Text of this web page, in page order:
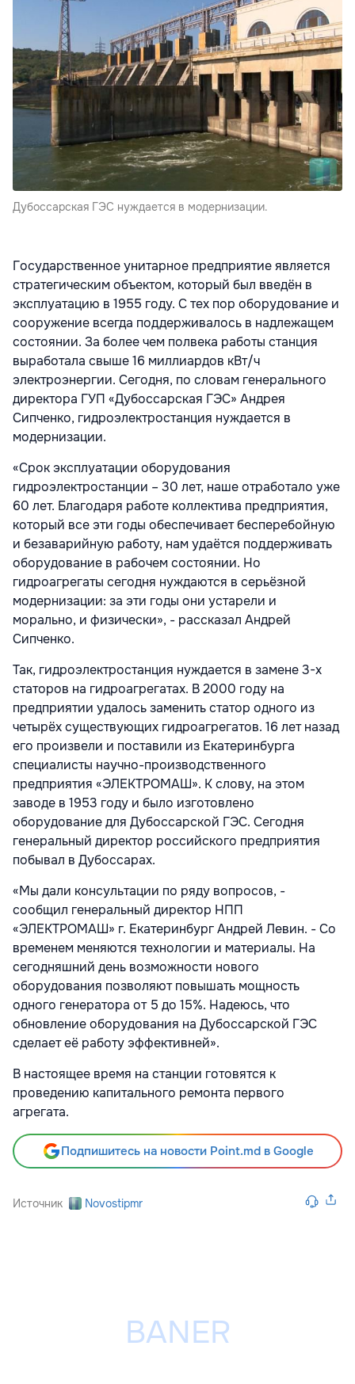
Дубоссарская ГЭС нуждается в модернизации.
Государственное унитарное предприятие является
стратегическим объектом, который был введён в
эксплуатацию в 1955 году. С тех пор оборудование и
сооружение всегда поддерживалось в надлежащем
состоянии. За более чем полвека работы станция
выработала свыше 16 миллиардов кВт/ч
электроэнергии. Сегодня, по словам генерального
директора ГУП «Дубоссарская ГЭС» Андрея
Сипченко, гидроэлектростанция нуждается в
модернизации.
«Срок эксплуатации оборудования
гидроэлектростанции – 30 лет, наше отработало уже
60 лет. Благодаря работе коллектива предприятия,
который все эти годы обеспечивает бесперебойную
и безаварийную работу, нам удаётся поддерживать
оборудование в рабочем состоянии. Но
гидроагрегаты сегодня нуждаются в серьёзной
модернизации: за эти годы они устарели и
морально, и физически», - рассказал Андрей
Сипченко.
Так, гидроэлектростанция нуждается в замене 3-х
статоров на гидроагрегатах. В 2000 году на
предприятии удалось заменить статор одного из
четырёх существующих гидроагрегатов. 16 лет назад
его произвели и поставили из Екатеринбурга
специалисты научно-производственного
предприятия «ЭЛЕКТРОМАШ». К слову, на этом
заводе в 1953 году и было изготовлено
оборудование для Дубоссарской ГЭС. Сегодня
генеральный директор российского предприятия
побывал в Дубоссарах.
«Мы дали консультации по ряду вопросов, -
сообщил генеральный директор НПП
«ЭЛЕКТРОМАШ» г. Екатеринбург Андрей Левин. - Со
временем меняются технологии и материалы. На
сегодняшний день возможности нового
оборудования позволяют повышать мощность
одного генератора от 5 до 15%. Надеюсь, что
обновление оборудования на Дубоссарской ГЭС
сделает её работу эффективней».
В настоящее время на станции готовятся к
проведению капитального ремонта первого
агрегата.
Подпишитесь на новости Point.md в Google
Источник Novostipmr